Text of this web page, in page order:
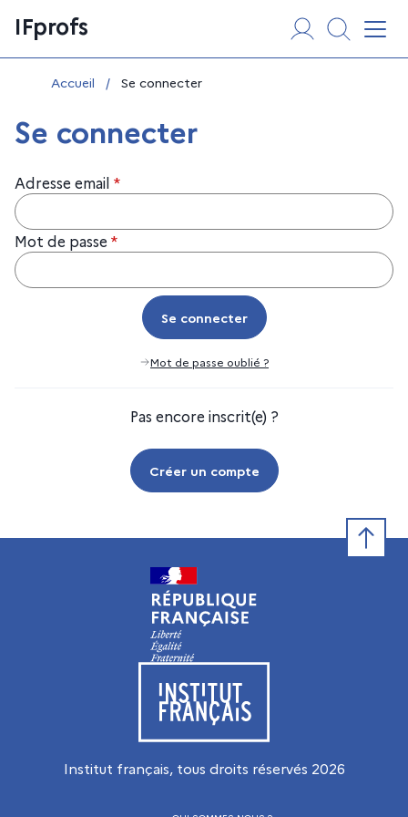
au
contenu
IFprofs
Vous êtes ici :
Accueil / Se connecter
Se connecter
Adresse email *
Mot de passe *
Se connecter
Se connecter
Mot de passe oublié ?
Pas encore inscrit(e) ?
Créer un compte
Visiter le site de l’Institut français
Institut français, tous droits réservés 2026